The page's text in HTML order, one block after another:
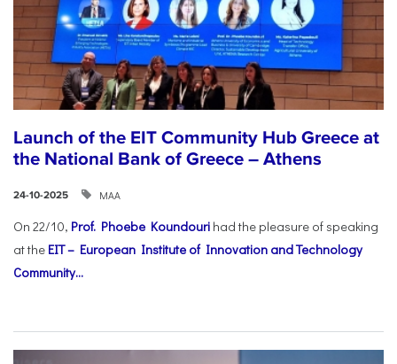
Launch of the EIT Community Hub Greece at
the National Bank of Greece – Athens
24-10-2025 ΜΑΑ
On 22/10, Prof. Phoebe Koundouri had the pleasure of speaking
at the EIT – European Institute of Innovation and Technology
Community...